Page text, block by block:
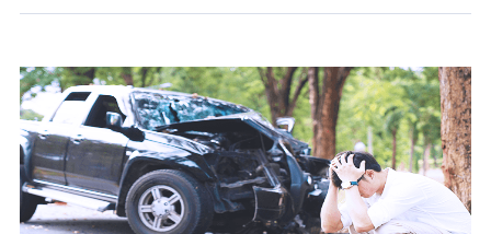
をお送りするため
分析するため
当社の対応品質向上やお問い合わせ内容の正確な把握のため
個人情報保護管理者の職名、連絡先
株式会社ドコモ・インシュアランス 営業部長
〒103-0013 東京都中央区日本橋人形町2-14-10 アーバン
ネット日本橋ビル 3F
株式会社ドコモ・インシュアランス